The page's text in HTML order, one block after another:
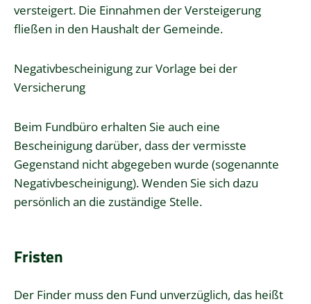
versteigert. Die Einnahmen der Versteigerung
fließen in den Haushalt der Gemeinde.
Negativbescheinigung zur Vorlage bei der
Versicherung
Beim Fundbüro erhalten Sie auch eine
Bescheinigung darüber, dass der vermisste
Gegenstand nicht abgegeben wurde (sogenannte
Negativbescheinigung). Wenden Sie sich dazu
persönlich an die zuständige Stelle.
Fristen
Der Finder muss den Fund unverzüglich, das heißt